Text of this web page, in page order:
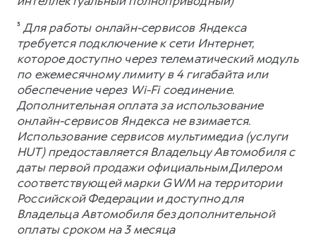
³Для работы онлайн-сервисов Яндекса
требуется подключение к сети Интернет,
которое доступно через телематический модуль
по ежемесячному лимиту в 4 гигабайта или
обеспечение через Wi-Fi соединение.
Дополнительная оплата за использование
онлайн-сервисов Яндекса не взимается.
Использование сервисов мультимедиа (услуги
HUT) предоставляется Владельцу Автомобиля с
даты первой продажи официальным Дилером
соответствующей марки GWM на территории
Российской Федерации и доступно для
Владельца Автомобиля без дополнительной
оплаты сроком на 3 месяца